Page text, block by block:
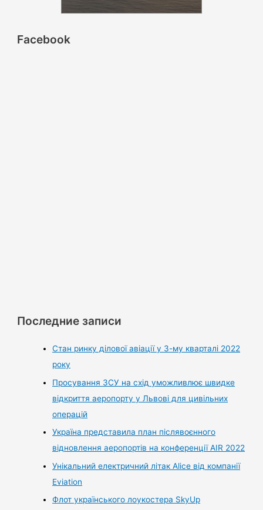
Facebook
Последние записи
Стан ринку ділової авіації у 3-му кварталі 2022
року
Просування ЗСУ на схід уможливлює швидке
відкриття аеропорту у Львові для цивільних
операцій
Україна представила план післявоєнного
відновлення аеропортів на конференції AIR 2022
Унікальний електричний літак Alice від компанії
Eviation
Флот українського лоукостера SkyUp